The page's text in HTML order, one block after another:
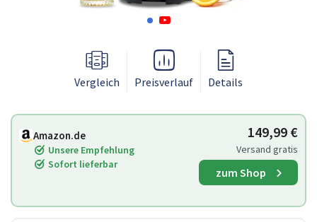
Vergleich Preisverlauf Details
Amazon.de
Unsere Empfehlung
Sofort lieferbar
149,99 €
Versand gratis
zum Shop